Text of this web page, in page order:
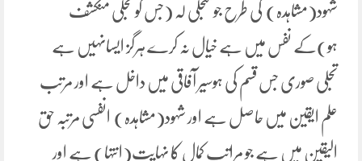
شہود(مشاہدہ) کی طرح جومتجلی لہ (جس کو تجلی منکشف
ہو)کے نفس میں ہے خیال نہ کرے ہرگز ایسانہیں ہے
تجلی صوری جس قسم کی ہوسیر آفاقی میں داخل ہے اور مرتب
علم ایقین میں حاصل ہے اور شہود(مشاہدہ) انفسی مرتبہ حق
الیقین میں ہے جو مراتب کمال کا نہایت(انتہا) ہے اور